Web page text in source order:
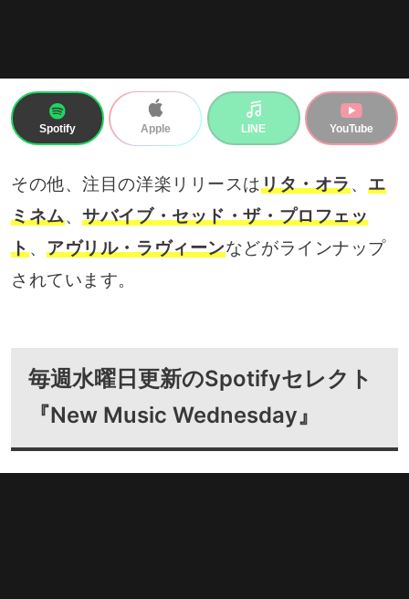
Spotify Apple LINE YouTube
その他、注目の洋楽リリースはリタ・オラ、エ
ミネム、サバイブ・セッド・ザ・プロフェッ
ト、アヴリル・ラヴィーンなどがラインナップ
されています。
毎週水曜日更新のSpotifyセレクト
『New Music Wednesday』